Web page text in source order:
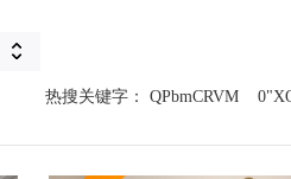
热搜关键字： QPbmCRVM